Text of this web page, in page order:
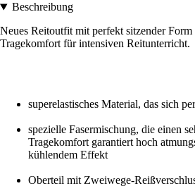
Beschreibung
Neues Reitoutfit mit perfekt sitzender
Tragekomfort für intensiven Reitunterricht.
superelastisches Material, das sich
spezielle Fasermischung, die einen
Tragekomfort garantiert hoch
kühlendem Effekt
Oberteil mit Zweiwege-